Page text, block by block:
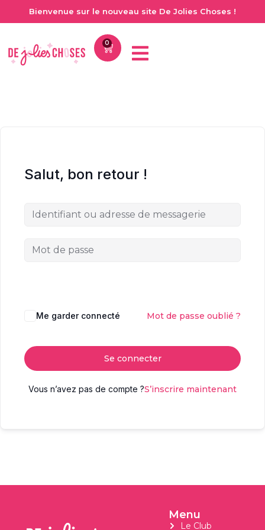
Bienvenue sur le nouveau site De Jolies Choses !
0
Salut, bon retour !
Me garder connecté Mot de passe oublié ?
Se connecter
Vous n’avez pas de compte ?S’inscrire maintenant
Menu
Le Club